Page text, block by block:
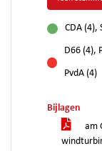
CDA (4),
tegen
D66 (4),
PvdA (4)
Bijlagen
am